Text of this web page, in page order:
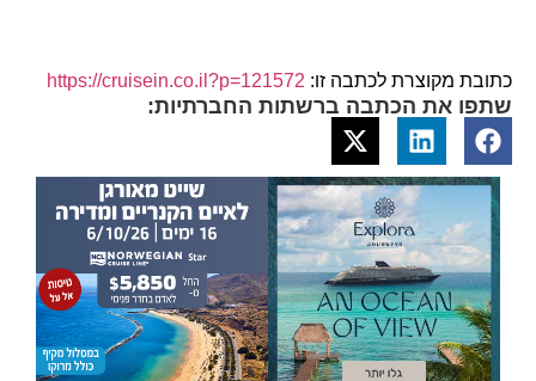
כתובת מקוצרת לכתבה זו: https://cruisein.co.il?p=121572
שתפו את הכתבה ברשתות החברתיות: